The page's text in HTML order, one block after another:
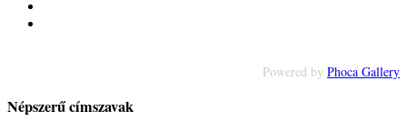
Powered by Phoca Gallery
Népszerű címszavak